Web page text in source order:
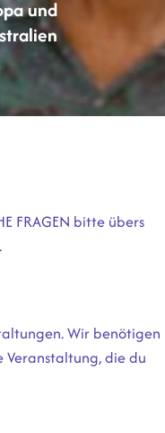
und
FRAGEN bitte übers
Wir benötigen
die du